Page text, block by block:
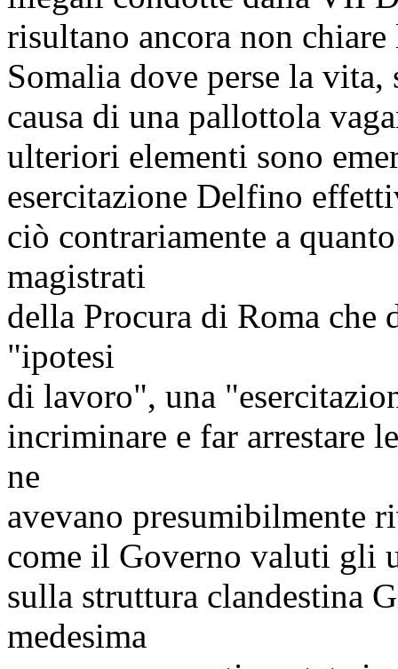
risultano ancora non
Somalia dove perse la
causa di una pallottola
ulteriori elementi sono
esercitazione Delfino
ciò contrariamente a
magistrati
della Procura di Roma che
"ipotesi
di lavoro", una
incriminare e far arrestare
ne
avevano presumibilmente
come il Governo valuti gli
sulla struttura clandestina
medesima